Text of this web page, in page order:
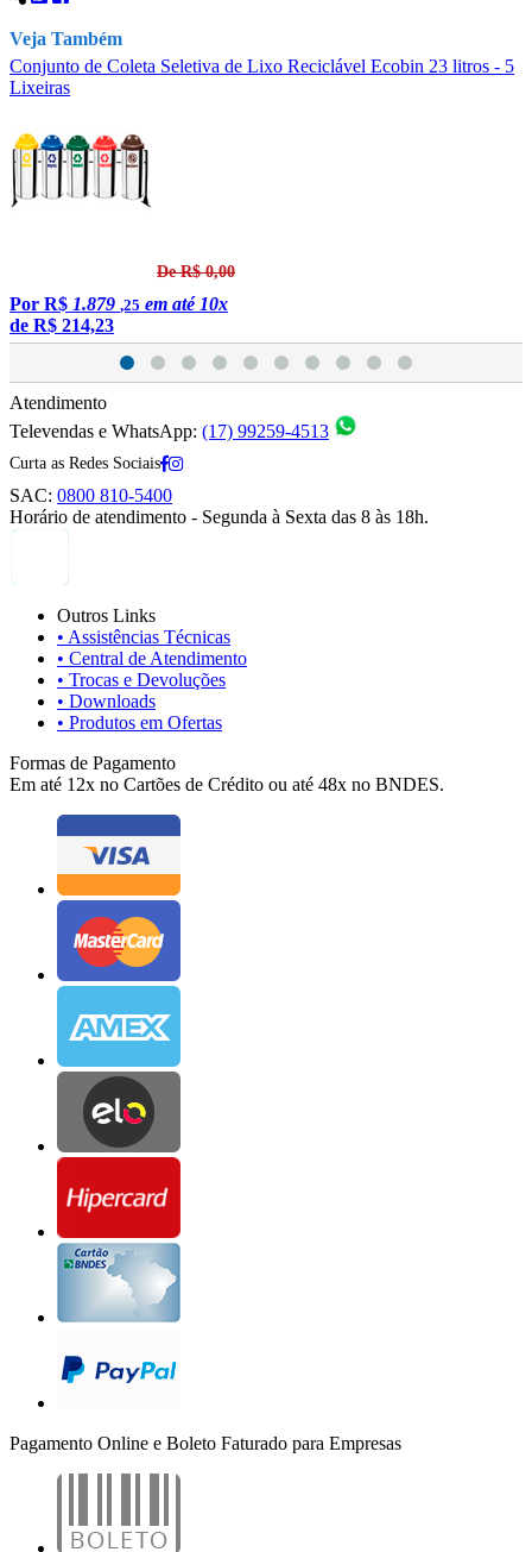
Veja Também
Conjunto de Coleta Seletiva de Lixo Reciclável Ecobin 23 litros - 5
Lixeiras
De R$ 0,00
Por R$ 1.879 ,25 em até 10x
de R$ 214,23
Atendimento
Televendas e WhatsApp: (17) 99259-4513
Curta as Redes Sociais
SAC: 0800 810-5400
Horário de atendimento - Segunda à Sexta das 8 às 18h.
Outros Links
• Assistências Técnicas
• Central de Atendimento
• Trocas e Devoluções
• Downloads
• Produtos em Ofertas
Formas de Pagamento
Em até 12x no Cartões de Crédito ou até 48x no BNDES.
Pagamento Online e Boleto Faturado para Empresas